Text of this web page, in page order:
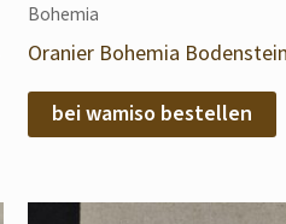
Bohemia
Oranier Bohemia
bei wamiso bestellen